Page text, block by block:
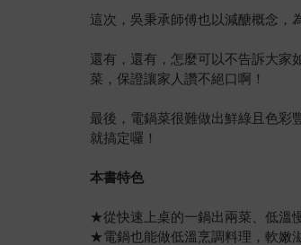
這次，吳秉承師傅也以減醣概念，
還有，還有，怎麼可以不告訴大家
菜，保證讓家人讚不絕口啊！
最後，電鍋菜很難做出鮮綠且色彩
就搞定囉！
本書特色
★從快速上桌的一鍋出兩菜、低溫
★電鍋也能做低溫烹調料理，軟嫩